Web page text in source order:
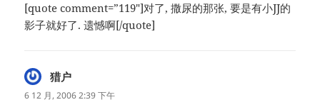
[quote comment=”119″]对了, 撒尿的那张, 要是有小JJ的
影子就好了. 遗憾啊[/quote]
猎户
道：
6 12 月, 2006 2:39 下午